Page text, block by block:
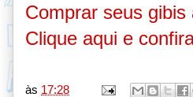
Comprar seus
Clique aqui e
às 17:28